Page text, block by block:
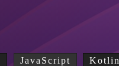
JavaScript
Kotlin